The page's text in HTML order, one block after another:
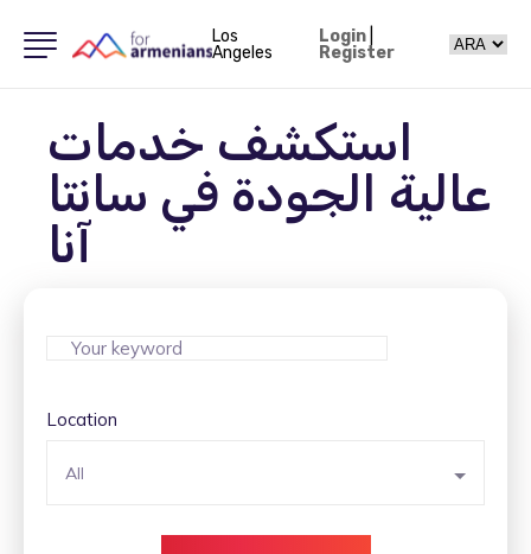
Los
Angeles
Login|
Register
استكشف خدمات
عالية الجودة في سانتا
آنا
Location
All